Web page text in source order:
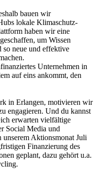
bauen wir
lokale Klimaschutz-
haben wir eine
um Wissen
so neue und effektive
Unternehmen in
auf eins ankommt, den
in Erlangen, motivieren wir
engagieren. Und du kannst
erwarten vielfältige
Social Media und
unserem Aktionsmonat Juli
Finanzierung des
geplant, dazu gehört u.a.